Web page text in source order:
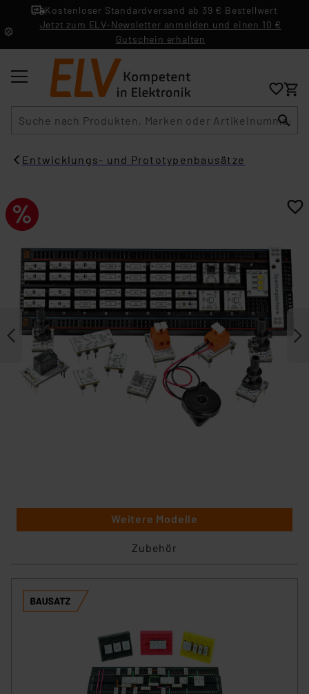
Kostenloser Standardversand ab 39 € Bestellwert
Jetzt zum ELV-Newsletter anmelden und einen 10 €
Gutschein erhalten
Entwicklungs- und Prototypenbausätze
Weitere Modelle
Zubehör